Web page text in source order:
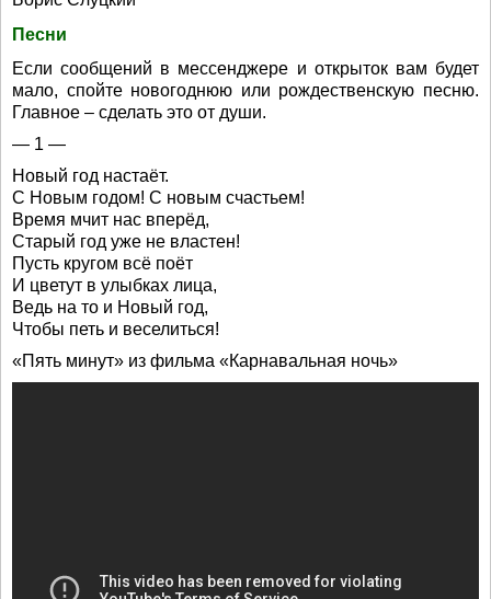
Песни
Если сообщений в мессенджере и открыток вам будет
мало, спойте новогоднюю или рождественскую песню.
Главное – сделать это от души.
— 1 —
Новый год настаёт.
С Новым годом! С новым счастьем!
Время мчит нас вперёд,
Старый год уже не властен!
Пусть кругом всё поёт
И цветут в улыбках лица,
Ведь на то и Новый год,
Чтобы петь и веселиться!
«Пять минут» из фильма «Карнавальная ночь»